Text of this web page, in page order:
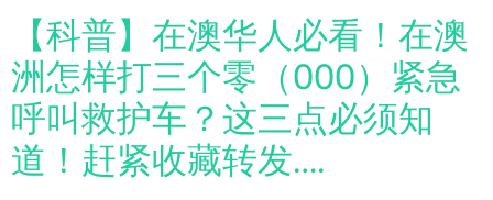
【科普】在澳华人必看！在澳
洲怎样打三个零（000）紧急
呼叫救护车？这三点必须知
道！赶紧收藏转发….